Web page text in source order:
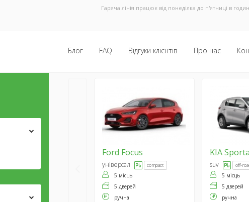
Гаряча лінія працює від понеділка до п'ятниці в
Блог FAQ Відгуки клієнтів Про нас
Ford Focus
універсал compact
5 місць
5 дверей
ручна
KIA
suv off-
5 місць
5 дверей
ручна